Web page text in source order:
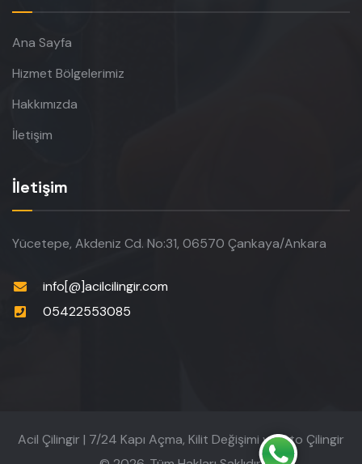
Ana Sayfa
Hizmet Bölgelerimiz
Hakkımızda
İletişim
İletişim
Yücetepe, Akdeniz Cd. No:31, 06570 Çankaya/Ankara
info[@]acilcilingir.com
05422553085
Acil Çilingir | 7/24 Kapı Açma, Kilit Değişimi ve Oto Çilingir